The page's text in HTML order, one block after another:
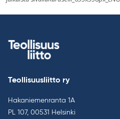
Teollisuusliitto ry
Hakaniemenranta 1A
PL 107, 00531 Helsinki